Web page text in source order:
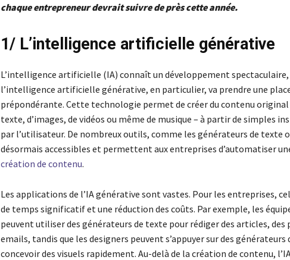
chaque entrepreneur devrait suivre de près cette année.
1/ L’intelligence artificielle générative
L’intelligence artificielle (IA) connaît un développement spectaculaire,
l’intelligence artificielle générative, en particulier, va prendre une
prépondérante. Cette technologie permet de créer du contenu original
texte, d’images, de vidéos ou même de musique – à partir de simples
par l’utilisateur. De nombreux outils, comme les générateurs de texte
désormais accessibles et permettent aux entreprises d’automatiser
création de contenu.
Les applications de l’IA générative sont vastes. Pour les entreprises,
de temps significatif et une réduction des coûts. Par exemple, les
peuvent utiliser des générateurs de texte pour rédiger des articles, des
emails, tandis que les designers peuvent s’appuyer sur des générateurs
concevoir des visuels rapidement. Au-delà de la création de contenu,